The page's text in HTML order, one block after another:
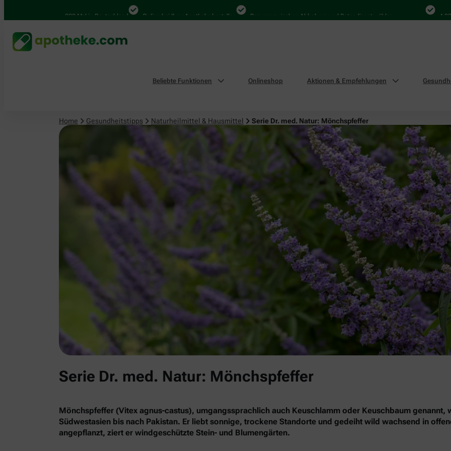
4.000 Mal in Deutschland Online bei Ihrer Apotheke bestellen Bequem zwischen Abholung und Botendienst wählen 4.000
Beliebte Funktionen Onlineshop Aktionen & Empfehlungen
Home Gesundheitstipps Naturheilmittel & Hausmittel Serie Dr. med. Natur: Mönchspfeffer
Naturheilmittel & Hausmittel
Serie Dr. med. Natur: Mönchspfeffer
Mönchspfeffer (Vitex agnus-castus), umgangssprachlich auch Keuschlamm oder Keuschbaum
Südwestasien bis nach Pakistan. Er liebt sonnige, trockene Standorte und gedeiht wild wachsend in
angepflanzt, ziert er windgeschützte Stein- und Blumengärten.